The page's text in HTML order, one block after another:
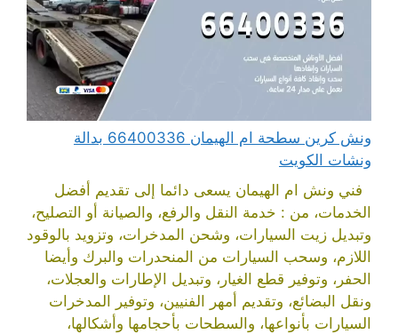
ونش كرين سطحة ام الهيمان 66400336 بدالة
ونشات الكويت
فني ونش ام الهيمان يسعى دائما إلى تقديم أفضل
الخدمات، من : خدمة النقل والرفع، والصيانة أو التصليح،
وتبديل زيت السيارات، وشحن المدخرات، وتزويد بالوقود
اللازم، وسحب السيارات من المنحدرات والبرك وأيضا
الحفر، وتوفير قطع الغيار، وتبديل الإطارات والعجلات،
ونقل البضائع، وتقديم أمهر الفنيين، وتوفير المدخرات
السيارات بأنواعها، والسطحات بأحجامها وأشكالها،